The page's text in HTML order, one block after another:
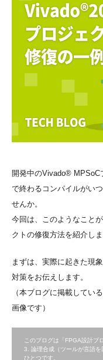
開発中のVivado® MPSoC
で終わるコンパイルがい
せんか。
今回は、このようなこと
クトの修復方法を紹介しま
まずは、実際に起きた現
対策をお伝えします。
（本ブログに掲載してい
画像です）
このブログは「FPGA設計ブ
3. 論理合成（ツールが言語を
ひとつです。